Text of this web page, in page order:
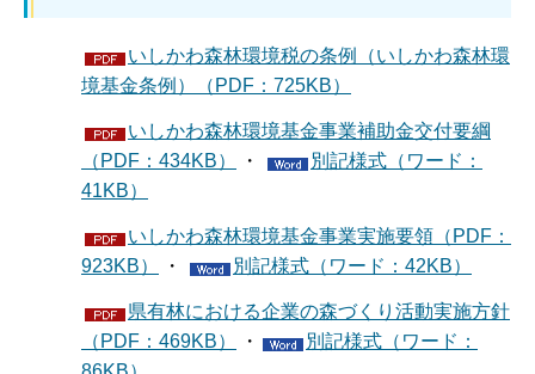
いしかわ森林環境税の条例（いしかわ森林環
境基金条例）（PDF：725KB）
いしかわ森林環境基金事業補助金交付要綱
（PDF：434KB）
・
別記様式（ワード：
41KB）
いしかわ森林環境基金事業実施要領（PDF：
923KB）
・ 別記様式（ワード：42KB）
県有林における企業の森づくり活動実施方針
（PDF：469KB）
・
別記様式（ワード：